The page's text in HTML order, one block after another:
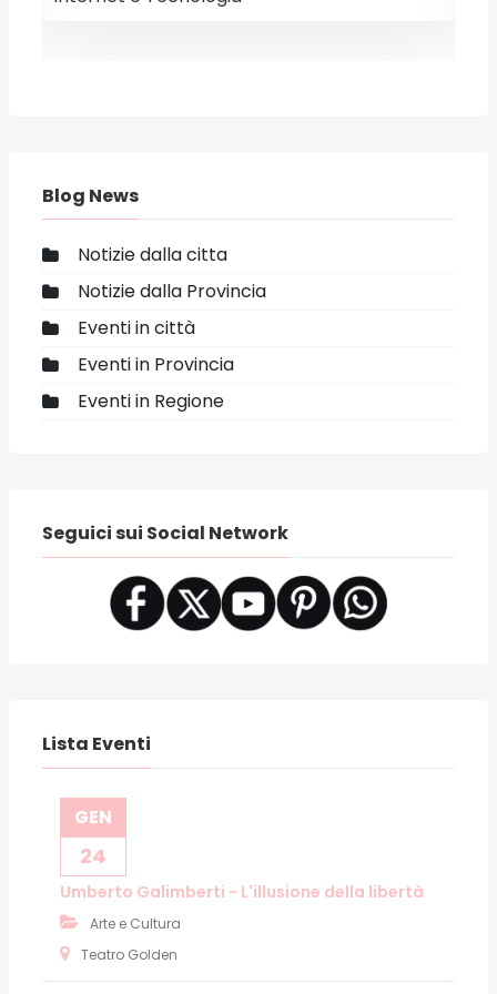
Blog News
Notizie dalla citta
Notizie dalla Provincia
Eventi in città
Eventi in Provincia
Eventi in Regione
Seguici sui Social Network
Lista Eventi
GEN
24
Umberto Galimberti - L'illusione della libertà
Arte e Cultura
Teatro Golden